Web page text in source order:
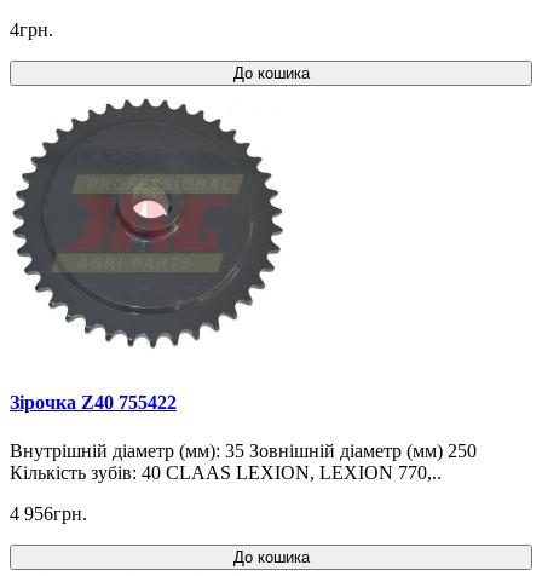
4грн.
До кошика
Зірочка Z40 755422
Внутрішній діаметр (мм): 35 Зовнішній діаметр (мм) 250
Кількість зубів: 40 CLAAS LEXION, LEXION 770,..
4 956грн.
До кошика